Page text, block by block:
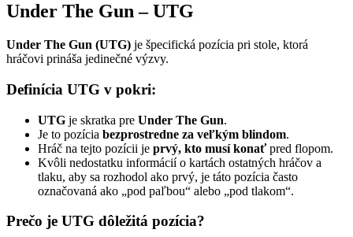
Under The Gun – UTG
Under The Gun (UTG) je špecifická pozícia pri stole, ktorá
hráčovi prináša jedinečné výzvy.
Definícia UTG v pokri:
UTG je skratka pre Under The Gun.
Je to pozícia bezprostredne za veľkým blindom.
Hráč na tejto pozícii je prvý, kto musí konaťpred flopom.
Kvôli nedostatku informácií o kartách ostatných hráčov a
tlaku, aby sa rozhodol ako prvý, je táto pozícia často
označovaná ako „pod paľbou“ alebo „pod tlakom“.
Prečo je UTG dôležitá pozícia?